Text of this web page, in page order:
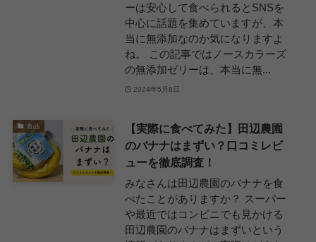
ーは安心して食べられるとSNSを
中心に話題を集めていますが、本
当に無添加なのか気になりますよ
ね。 この記事ではノースカラーズ
の無添加ゼリーは、本当に無...
2024年5月8日
食品
【実際に食べてみた】田辺農園
のバナナはまずい？口コミレビ
ューを徹底調査！
みなさんは田辺農園のバナナを食
べたことがありますか？ スーパー
や最近ではコンビニでも見かける
田辺農園のバナナはまずいという